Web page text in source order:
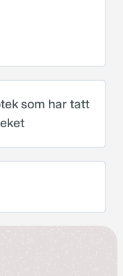
bruk av
som har tatt